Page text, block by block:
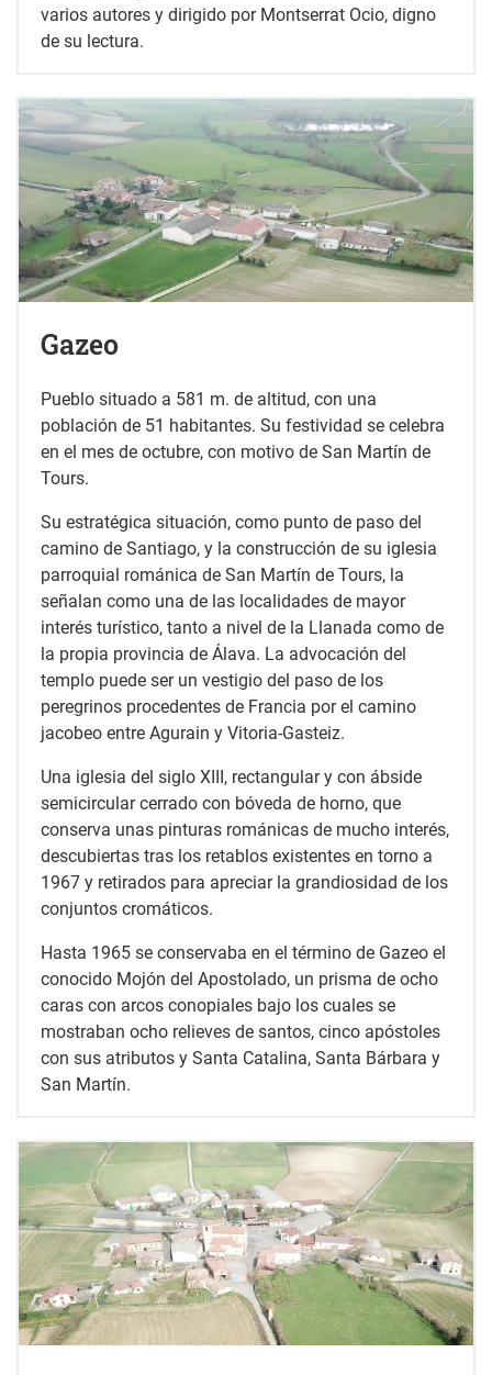
varios autores y dirigido por Montserrat Ocio, digno
de su lectura.
Gazeo
Pueblo situado a 581 m. de altitud, con una
población de 51 habitantes. Su festividad se celebra
en el mes de octubre, con motivo de San Martín de
Tours.
Su estratégica situación, como punto de paso del
camino de Santiago, y la construcción de su iglesia
parroquial románica de San Martín de Tours, la
señalan como una de las localidades de mayor
interés turístico, tanto a nivel de la Llanada como de
la propia provincia de Álava. La advocación del
templo puede ser un vestigio del paso de los
peregrinos procedentes de Francia por el camino
jacobeo entre Agurain y Vitoria-Gasteiz.
Una iglesia del siglo XIII, rectangular y con ábside
semicircular cerrado con bóveda de horno, que
conserva unas pinturas románicas de mucho interés,
descubiertas tras los retablos existentes en torno a
1967 y retirados para apreciar la grandiosidad de los
conjuntos cromáticos.
Hasta 1965 se conservaba en el término de Gazeo el
conocido Mojón del Apostolado, un prisma de ocho
caras con arcos conopiales bajo los cuales se
mostraban ocho relieves de santos, cinco apóstoles
con sus atributos y Santa Catalina, Santa Bárbara y
San Martín.